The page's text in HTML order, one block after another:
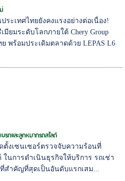
ะเทศไทยยังคงแรงอย่างต่อเนื่อง!
ยมระดับโลกภายใต้ Chery Group
พร้อมประเดิมตลาดด้วย LEPAS L6
บรกและลูกหมากรถสไลด์
งเซนเซอร์ตรวจจับความร้อนที่
นการดำเนินธุรกิจให้บริการ รถเช่า
สำคัญที่สุดเป็นอันดับแรกเสม...